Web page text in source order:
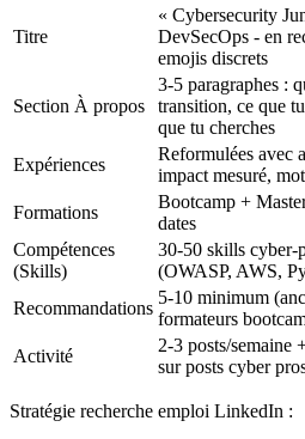
Titre
« Cybersecurity
DevSecOps - en
emojis discrets
Section À propos
3-5 paragraphes :
transition, ce que
que tu cherches
Expériences
Reformulées avec
impact mesuré,
Formations
Bootcamp +
dates
Compétences
(Skills)
30-50 skills cyber-
(OWASP, AWS,
Recommandations
5-10 minimum
formateurs
Activité
2-3 posts/semaine
sur posts cyber
Stratégie recherche emploi LinkedIn :